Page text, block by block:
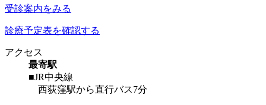
受診案内をみる
診療予定表を確認する
アクセス
最寄駅
■JR中央線
西荻窪駅から直行バス7分